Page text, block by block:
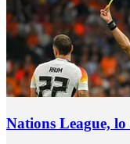
Nations League,